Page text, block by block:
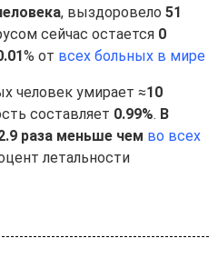
, выздоровело 51
сейчас остается 0
% от всех больных в мире
человек умирает ≈10
составляет 0.99%. В
раза меньше чем во всех
летальности